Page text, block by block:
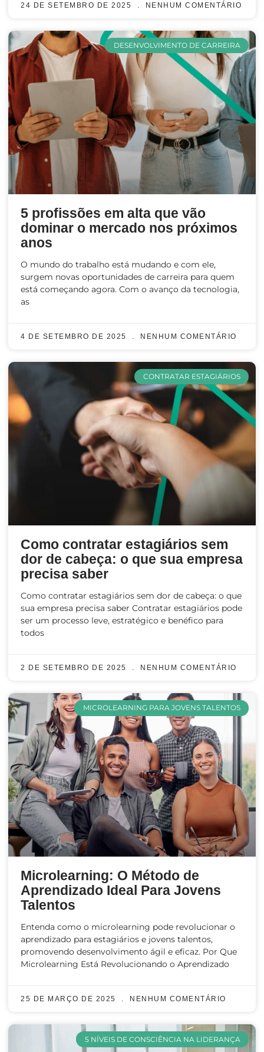
24 DE SETEMBRO DE 2025 NENHUM COMENTÁRIO
DESENVOLVIMENTO DE CARREIRA
5 profissões em alta que vão
dominar o mercado nos próximos
anos
O mundo do trabalho está mudando e com ele,
surgem novas oportunidades de carreira para quem
está começando agora. Com o avanço da tecnologia,
as
4 DE SETEMBRO DE 2025 NENHUM COMENTÁRIO
CONTRATAR ESTAGIÁRIOS
Como contratar estagiários sem
dor de cabeça: o que sua empresa
precisa saber
Como contratar estagiários sem dor de cabeça: o que
sua empresa precisa saber Contratar estagiários pode
ser um processo leve, estratégico e benéfico para
todos
2 DE SETEMBRO DE 2025 NENHUM COMENTÁRIO
MICROLEARNING PARA JOVENS TALENTOS
Microlearning: O Método de
Aprendizado Ideal Para Jovens
Talentos
Entenda como o microlearning pode revolucionar o
aprendizado para estagiários e jovens talentos,
promovendo desenvolvimento ágil e eficaz. Por Que
Microlearning Está Revolucionando o Aprendizado
25 DE MARÇO DE 2025 NENHUM COMENTÁRIO
5 NÍVEIS DE CONSCIÊNCIA NA LIDERANÇA